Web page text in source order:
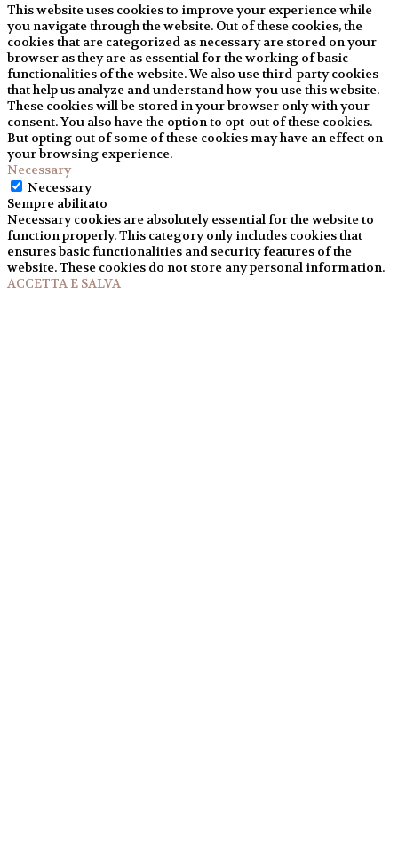
This website uses cookies to improve your experience while
you navigate through the website. Out of these cookies, the
cookies that are categorized as necessary are stored on your
browser as they are as essential for the working of basic
functionalities of the website. We also use third-party cookies
that help us analyze and understand how you use this website.
These cookies will be stored in your browser only with your
consent. You also have the option to opt-out of these cookies.
But opting out of some of these cookies may have an effect on
your browsing experience.
Necessary
Necessary
Sempre abilitato
Necessary cookies are absolutely essential for the website to
function properly. This category only includes cookies that
ensures basic functionalities and security features of the
website. These cookies do not store any personal information.
ACCETTA E SALVA